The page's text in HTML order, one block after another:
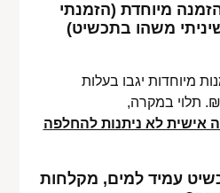
מיוחדת (הזמנתי
משהו בתכשיט)
מיוחדות יגבו בעלות
אישית לא ניתנות להחלפה
עמיד למים, מקלחות